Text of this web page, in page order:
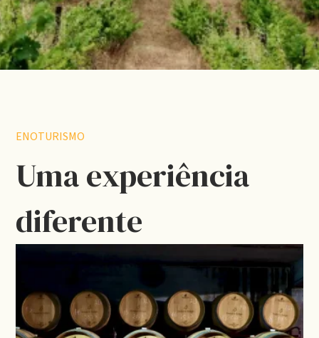
ENOTURISMO
Uma experiência
diferente